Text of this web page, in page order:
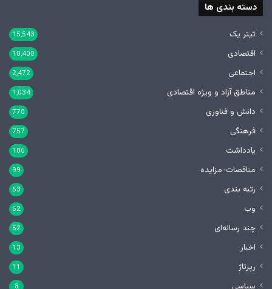
دسته بندی ها
تیتر یک 15,543
اقتصادی 10,400
اجتماعی 2,472
مناطق آزاد و ویژه اقتصادی 1,034
دانش و فناوری 770
فرهنگی 757
یادداشت 186
مناقصات-مزایده 99
رتبه بندی 63
وب 62
چند رسانه‌ای 52
اخبار 13
رپرتاژ 11
8